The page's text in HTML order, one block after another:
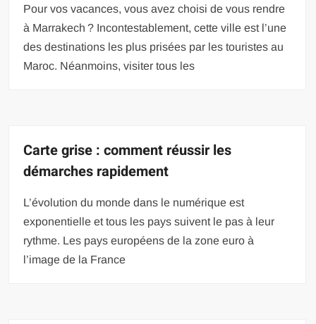
Pour vos vacances, vous avez choisi de vous rendre
à Marrakech ? Incontestablement, cette ville est l’une
des destinations les plus prisées par les touristes au
Maroc. Néanmoins, visiter tous les
Carte grise : comment réussir les
démarches rapidement
L’évolution du monde dans le numérique est
exponentielle et tous les pays suivent le pas à leur
rythme. Les pays européens de la zone euro à
l’image de la France